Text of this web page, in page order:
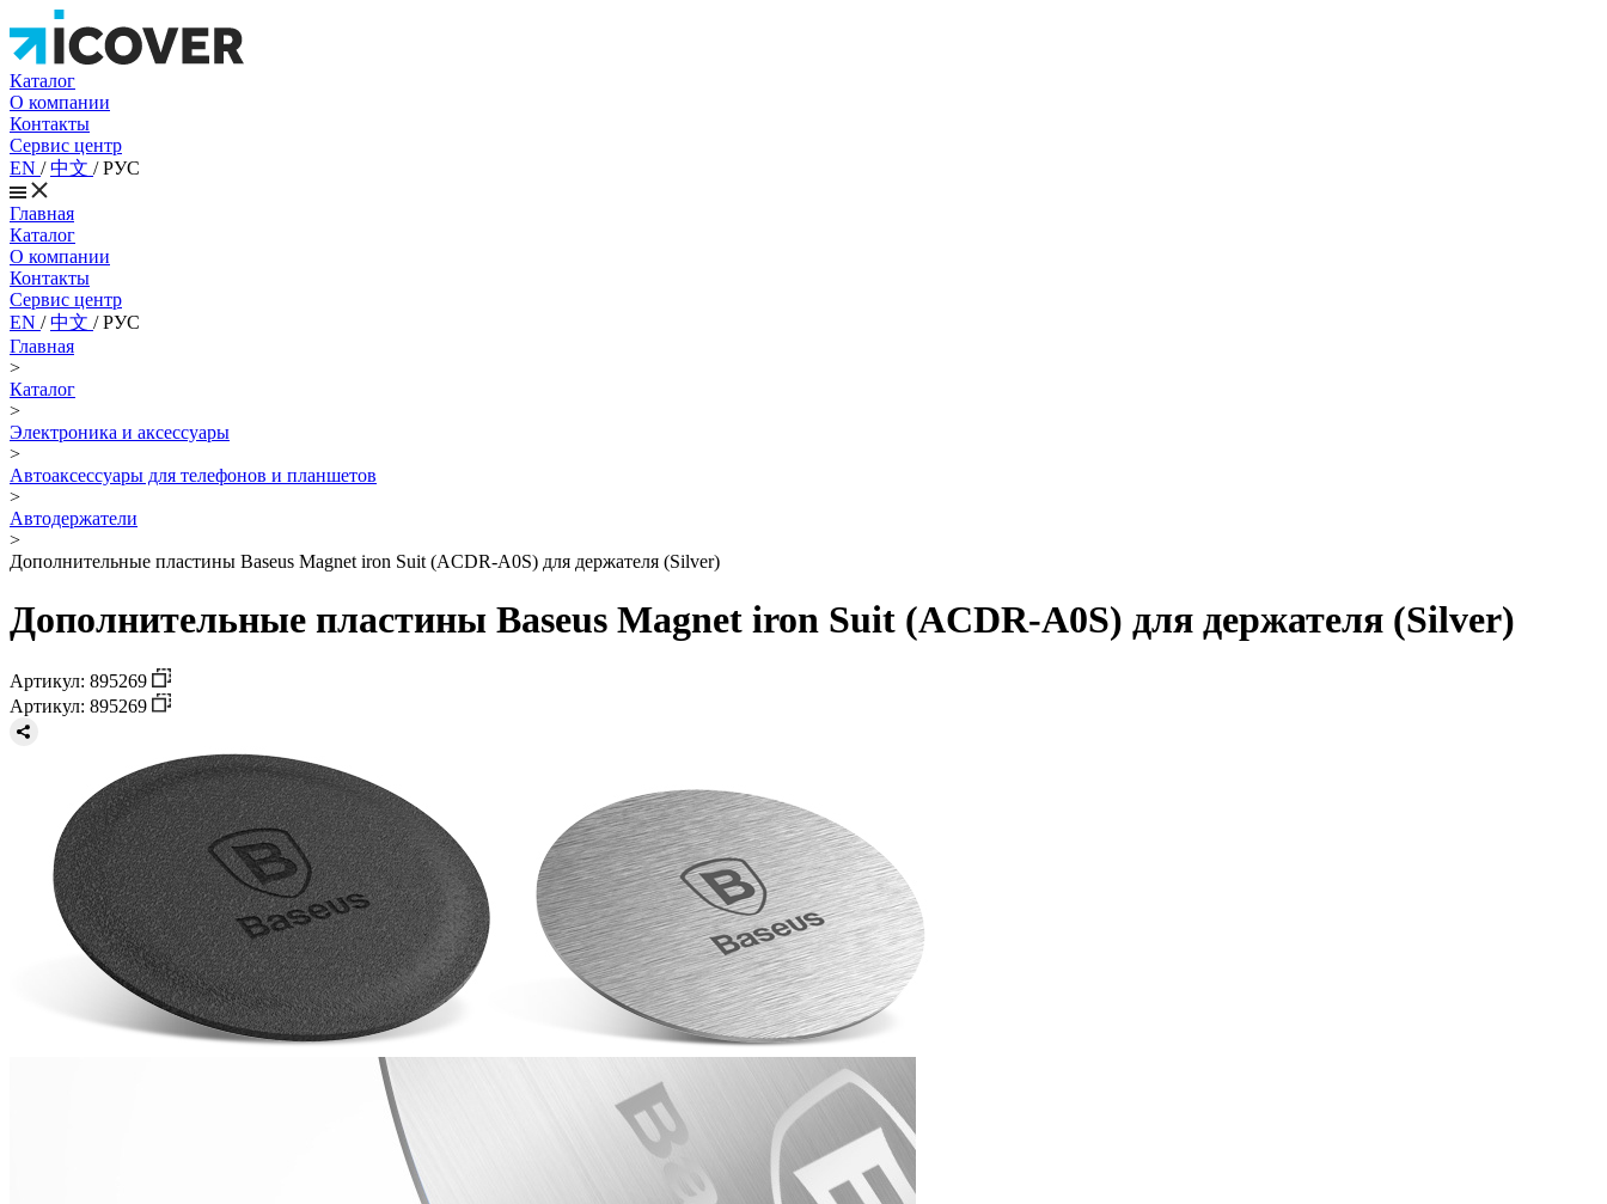
Каталог
О компании
Контакты
Сервис центр
EN /中文 /РУС
Главная
Каталог
О компании
Контакты
Сервис центр
EN /中文 /РУС
Главная
>
Каталог
>
Электроника и аксессуары
>
Автоаксессуары для телефонов и планшетов
>
Автодержатели
>
Дополнительные пластины Baseus Magnet iron Suit (ACDR-A0S) для держателя (Silver)
Дополнительные пластины Baseus Magnet iron Suit (ACDR-A0S) для держателя (Silver)
Артикул: 895269
Артикул: 895269